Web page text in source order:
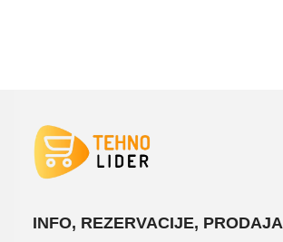
INFO, REZERVACIJE, PRODAJA